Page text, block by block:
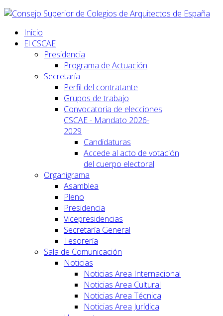
Inicio
El CSCAE
Presidencia
Programa de Actuación
Secretaría
Perfil del contratante
Grupos de trabajo
Convocatoria de elecciones
CSCAE - Mandato 2026-
2029
Candidaturas
Accede al acto de votación
del cuerpo electoral
Organigrama
Asamblea
Pleno
Presidencia
Vicepresidencias
Secretaría General
Tesorería
Sala de Comunicación
Noticias
Noticias Area Internacional
Noticias Area Cultural
Noticias Area Técnica
Noticias Area Jurídica